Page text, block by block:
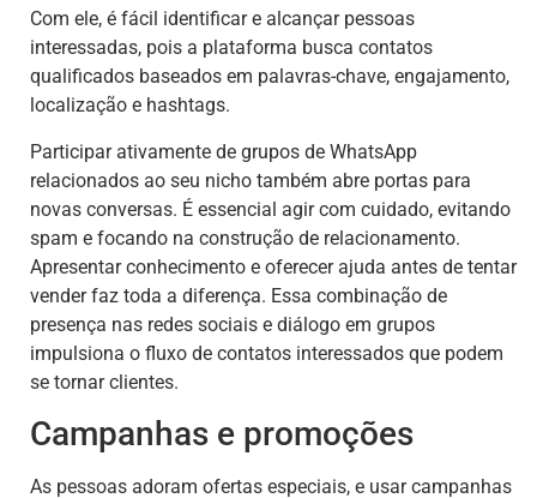
Com ele, é fácil identificar e alcançar pessoas
interessadas, pois a plataforma busca contatos
qualificados baseados em palavras-chave, engajamento,
localização e hashtags.
Participar ativamente de grupos de WhatsApp
relacionados ao seu nicho também abre portas para
novas conversas. É essencial agir com cuidado, evitando
spam e focando na construção de relacionamento.
Apresentar conhecimento e oferecer ajuda antes de tentar
vender faz toda a diferença. Essa combinação de
presença nas redes sociais e diálogo em grupos
impulsiona o fluxo de contatos interessados que podem
se tornar clientes.
Campanhas e promoções
As pessoas adoram ofertas especiais, e usar campanhas